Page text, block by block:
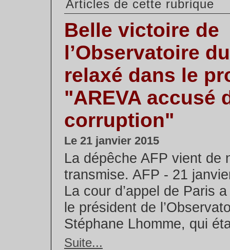
Articles de cette rubrique
Belle victoire de
l’Observatoire
relaxé dans le
"AREVA accusé
corruption"
Le 21 janvier 2015
La dépêche AFP vient de
transmise. AFP - 21
La cour d’appel de Paris
le président de
Stéphane Lhomme, qui
Suite...